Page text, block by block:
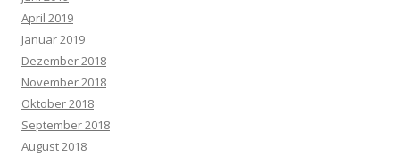
April 2019
Januar 2019
Dezember 2018
November 2018
Oktober 2018
September 2018
August 2018